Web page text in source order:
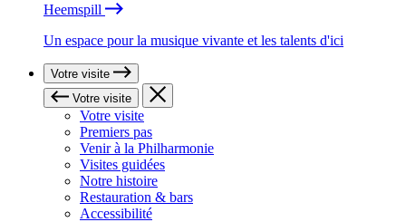
Heemspill
Un espace pour la musique vivante et les talents d'ici
Votre visite
Votre visite
Votre visite
Premiers pas
Venir à la Philharmonie
Visites guidées
Notre histoire
Restauration & bars
Accessibilité